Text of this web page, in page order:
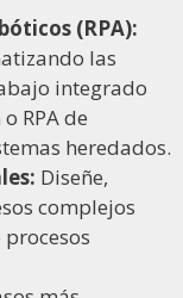
(RPA):
las
integrado
RPA de
heredados.
Diseñe,
complejos